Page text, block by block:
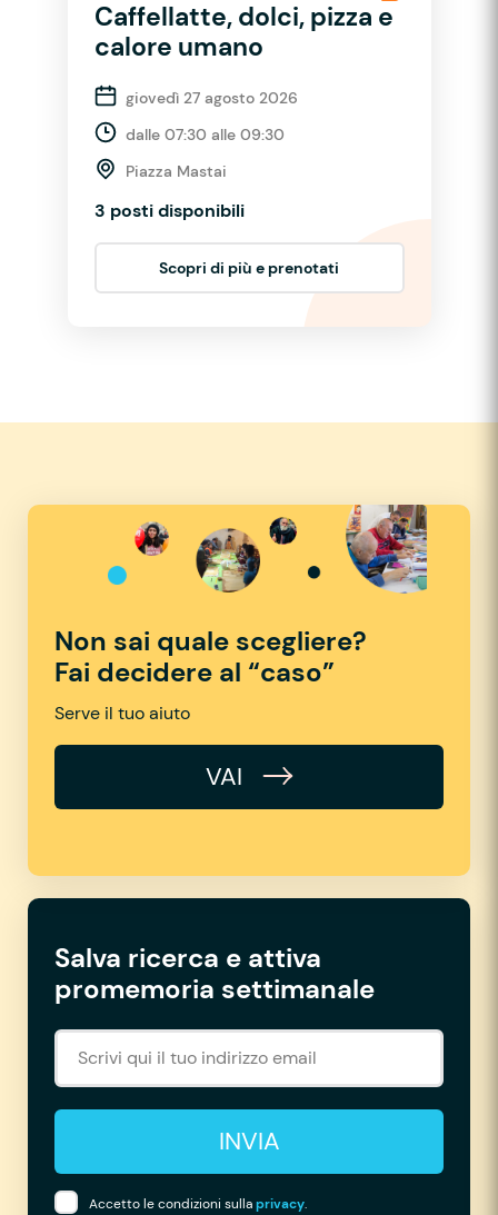
Caffellatte, dolci, pizza e
calore umano
giovedì 27 agosto 2026
dalle 07:30 alle 09:30
Piazza Mastai
3 posti disponibili
Scopri di più e prenotati
Non sai quale scegliere?
Fai decidere al “caso”
Serve il tuo aiuto
VAI
Salva ricerca e attiva
promemoria settimanale
INVIA
Accetto le condizioni sullaprivacy.